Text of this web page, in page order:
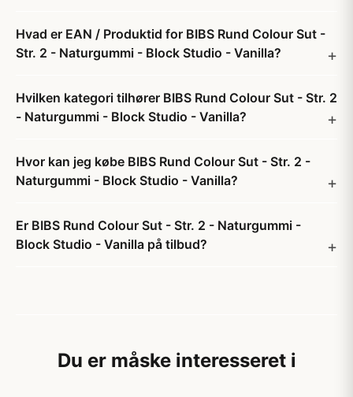
Hvad er EAN / Produktid for BIBS Rund Colour Sut -
Str. 2 - Naturgummi - Block Studio - Vanilla?
Hvilken kategori tilhører BIBS Rund Colour Sut - Str. 2
- Naturgummi - Block Studio - Vanilla?
Hvor kan jeg købe BIBS Rund Colour Sut - Str. 2 -
Naturgummi - Block Studio - Vanilla?
Er BIBS Rund Colour Sut - Str. 2 - Naturgummi -
Block Studio - Vanilla på tilbud?
Du er måske interesseret i